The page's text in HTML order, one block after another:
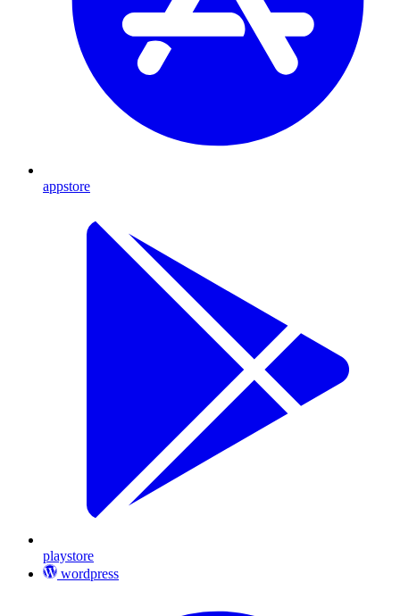
appstore
playstore
wordpress